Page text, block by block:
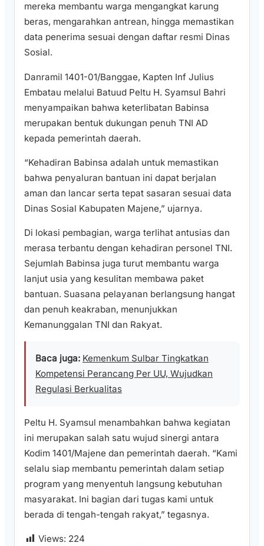
mereka membantu warga mengangkat karung
beras, mengarahkan antrean, hingga memastikan
data penerima sesuai dengan daftar resmi Dinas
Sosial.
Danramil 1401-01/Banggae, Kapten Inf Julius
Embatau melalui Batuud Peltu H. Syamsul Bahri
menyampaikan bahwa keterlibatan Babinsa
merupakan bentuk dukungan penuh TNI AD
kepada pemerintah daerah.
“Kehadiran Babinsa adalah untuk memastikan
bahwa penyaluran bantuan ini dapat berjalan
aman dan lancar serta tepat sasaran sesuai data
Dinas Sosial Kabupaten Majene,” ujarnya.
Di lokasi pembagian, warga terlihat antusias dan
merasa terbantu dengan kehadiran personel TNI.
Sejumlah Babinsa juga turut membantu warga
lanjut usia yang kesulitan membawa paket
bantuan. Suasana pelayanan berlangsung hangat
dan penuh keakraban, menunjukkan
Kemanunggalan TNI dan Rakyat.
Baca juga: Kemenkum Sulbar Tingkatkan
Kompetensi Perancang Per UU, Wujudkan
Regulasi Berkualitas
Peltu H. Syamsul menambahkan bahwa kegiatan
ini merupakan salah satu wujud sinergi antara
Kodim 1401/Majene dan pemerintah daerah. “Kami
selalu siap membantu pemerintah dalam setiap
program yang menyentuh langsung kebutuhan
masyarakat. Ini bagian dari tugas kami untuk
berada di tengah-tengah rakyat,” tegasnya.
Views: 224